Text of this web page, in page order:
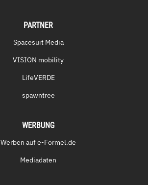
PARTNER
Spacesuit Media
VISION mobility
LifeVERDE
spawntree
WERBUNG
Werben auf e-Formel.de
Mediadaten